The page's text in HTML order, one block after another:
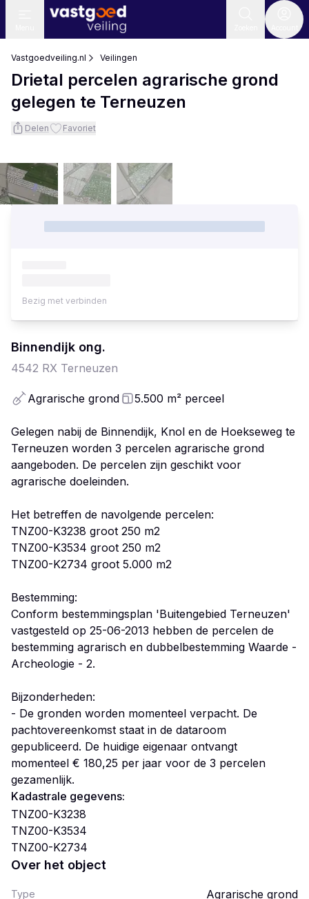
Vastgoedveiling.nl Veilingen
Drietal percelen agrarische grond
gelegen te Terneuzen
Delen Favoriet
Binnendijk ong.
4542 RX Terneuzen
Agrarische grond 5.500 m² perceel
Gelegen nabij de Binnendijk, Knol en de Hoekseweg te
Terneuzen worden 3 percelen agrarische grond
aangeboden. De percelen zijn geschikt voor
agrarische doeleinden.
Het betreffen de navolgende percelen:
TNZ00-K3238 groot 250 m2
TNZ00-K3534 groot 250 m2
TNZ00-K2734 groot 5.000 m2
Bestemming:
Conform bestemmingsplan 'Buitengebied Terneuzen'
vastgesteld op 25-06-2013 hebben de percelen de
bestemming agrarisch en dubbelbestemming Waarde -
Archeologie - 2.
Bijzonderheden:
- De gronden worden momenteel verpacht. De
pachtovereenkomst staat in de dataroom
gepubliceerd. De huidige eigenaar ontvangt
momenteel € 180,25 per jaar voor de 3 percelen
gezamenlijk.
Kadastrale gegevens:
TNZ00-K3238
TNZ00-K3534
TNZ00-K2734
Over het object
Type Agrarische grond
Bezig met verbinden